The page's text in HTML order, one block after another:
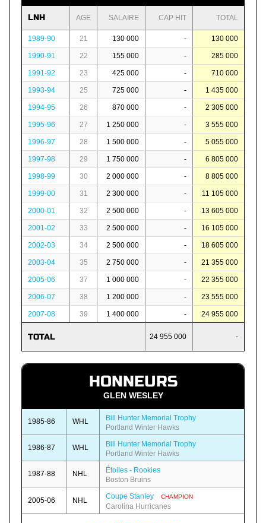
LNH AGE SALAIRE CAP HIT TOTAL
1989-90 21 130 000 - 130 000
1990-91 22 155 000 - 285 000
1991-92 23 425 000 - 710 000
1993-94 25 725 000 - 1 435 000
1994-95 26 870 000 - 2 305 000
1995-96 27 1 250 000 - 3 555 000
1996-97 28 1 500 000 - 5 055 000
1997-98 29 1 750 000 - 6 805 000
1998-99 30 2 000 000 - 8 805 000
1999-00 31 2 300 000 - 11 105 000
2000-01 32 2 500 000 - 13 605 000
2001-02 33 2 500 000 - 16 105 000
2002-03 34 2 500 000 - 18 605 000
2003-04 35 2 750 000 - 21 355 000
2005-06 37 1 000 000 - 22 355 000
2006-07 38 1 200 000 - 23 555 000
2007-08 39 1 400 000 - 24 955 000
TOTAL 24 955 000 -
HONNEURS
GLEN WESLEY
1985-86 WHL
Bill Hunter Memorial Trophy
Portland Winter Hawks
1986-87 WHL
Bill Hunter Memorial Trophy
Portland Winter Hawks
1987-88 NHL
Étoiles - Rookies
Boston Bruins
2005-06 NHL Coupe Stanley CHAMPION
Carolina Hurricanes